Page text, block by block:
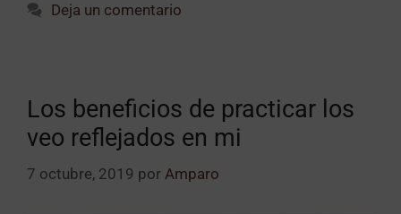
Deja un comentario
Los beneficios de practicar los
veo reflejados en mi
7 octubre, 2019 por Amparo